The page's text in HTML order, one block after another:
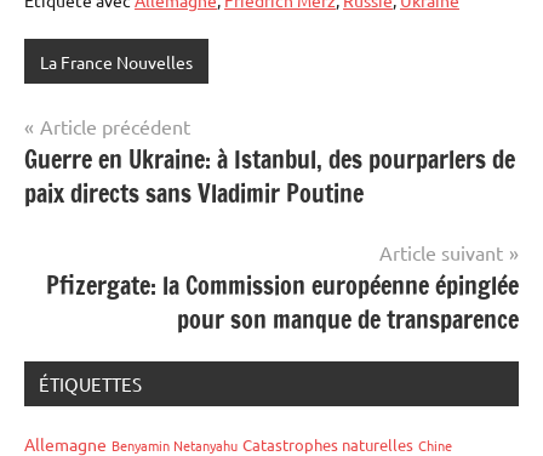
La France Nouvelles
Navigation
de
l’article
Article précédent
Guerre en Ukraine: à Istanbul, des pourparlers de
paix directs sans Vladimir Poutine
Article suivant
Pfizergate: la Commission européenne épinglée
pour son manque de transparence
ÉTIQUETTES
Allemagne Benyamin Netanyahu Catastrophes naturelles Chine